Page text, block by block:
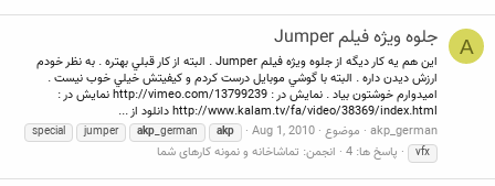
A جلوه ويژه فيلم Jumper
اين هم يه كار ديگه از جلوه ويژه فيلم Jumper . البته از كار قبلي بهتره . به نظر خودم
ارزش ديدن داره . البته با گوشي موبايل درست كردم و كيفيتش خيلي خوب نيست .
اميدوارم خوشتون بياد . نمايش در : http://vimeo.com/13799239 نمايش در :
http://www.kalam.tv/fa/video/38369/index.html دانلود از ...
akp_german موضوع Aug 1, 2010
akp
akp_german
jumper
special
vfx
پاسخ ها: 4 انجمن: تماشاخانه و نمونه کارهای شما